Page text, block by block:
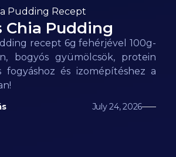
Chia Pudding
recept 6g fehérjével 100g-
bogyós gyümölcsök, protein
fogyáshoz és izomépítéshez a
July 24, 2026